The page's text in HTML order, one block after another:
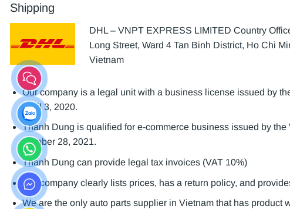
Shipping
DHL – VNPT EXPRESS LIMITED Country
Long Street, Ward 4 Tan Binh District, Ho Chi
Vietnam
Our company is a legal unit with a business license issued by
April 3, 2020.
Thanh Dung is qualified for e-commerce business issued by
October 28, 2021.
Thanh Dung can provide legal tax invoices (VAT 10%)
Our company clearly lists prices, has a return policy, and
We are the only auto parts supplier in Vietnam that has product